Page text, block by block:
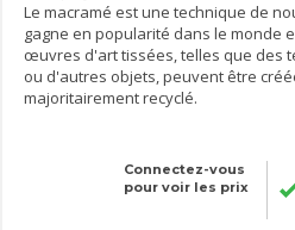
Le macramé est une technique de
gagne en popularité dans le monde
œuvres d'art tissées, telles que des
ou d'autres objets, peuvent être
majoritairement recyclé.
Connectez-vous
pour voir les prix